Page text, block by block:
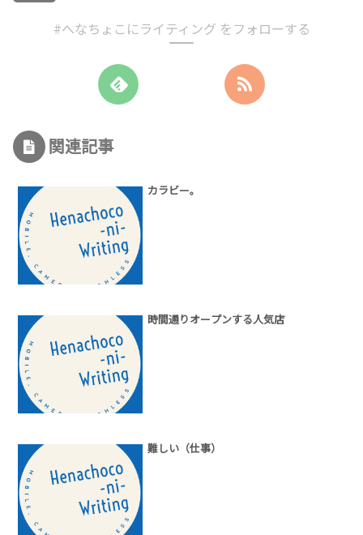
#へなちょこにライティング をフォローする
関連記事
カラビー。
時間通りオープンする人気店
難しい（仕事）